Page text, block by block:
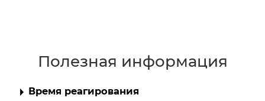
Полезная информация
Время реагирования